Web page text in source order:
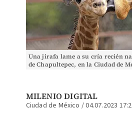
Una jirafa lame a su cría recién
de Chapultepec, en la Ciudad de
MILENIO DIGITAL
Ciudad de México /04.07.2023